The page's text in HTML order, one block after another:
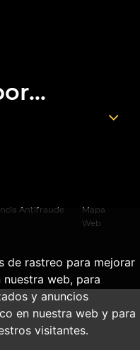
de rastreo para mejorar
web, para
y anuncios
en nuestra web y para
visitantes.
Antifraude
Mapa
Web